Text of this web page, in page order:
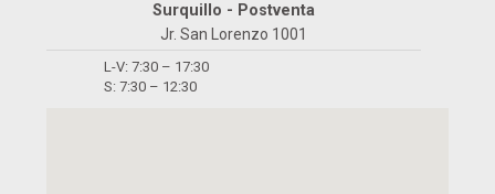
Surquillo - Postventa
Jr. San Lorenzo 1001
L-V: 7:30 – 17:30
S: 7:30 – 12:30